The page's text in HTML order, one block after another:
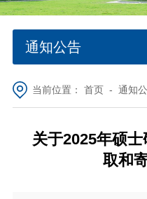
通知公告
当前位置： 首页- 通知
关于2025年硕
取和